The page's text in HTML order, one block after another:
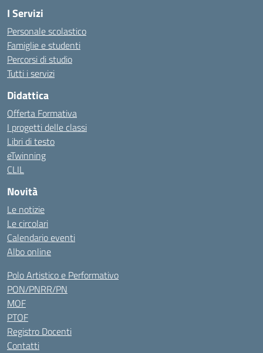
I Servizi
Personale scolastico
Famiglie e studenti
Percorsi di studio
Tutti i servizi
Didattica
Offerta Formativa
I progetti delle classi
Libri di testo
eTwinning
CLIL
Novità
Le notizie
Le circolari
Calendario eventi
Albo online
Polo Artistico e Performativo
PON/PNRR/PN
MOF
PTOF
Registro Docenti
Contatti